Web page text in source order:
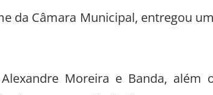
da Câmara Municipal, entregou
Moreira e Banda, além